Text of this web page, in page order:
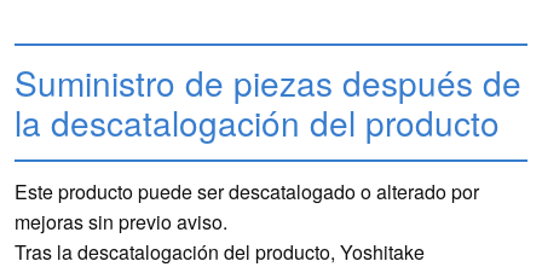
Suministro de piezas después de
la descatalogación del producto
Este producto puede ser descatalogado o alterado por
mejoras sin previo aviso.
Tras la descatalogación del producto, Yoshitake